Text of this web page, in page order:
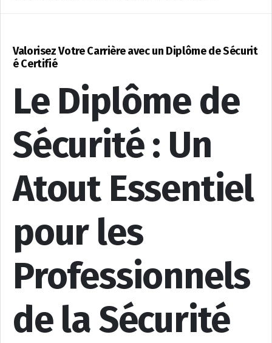
Valorisez Votre Carrière avec un Diplôme de Sécurit
é Certifié
Le Diplôme de
Sécurité : Un
Atout Essentiel
pour les
Professionnels
de la Sécurité